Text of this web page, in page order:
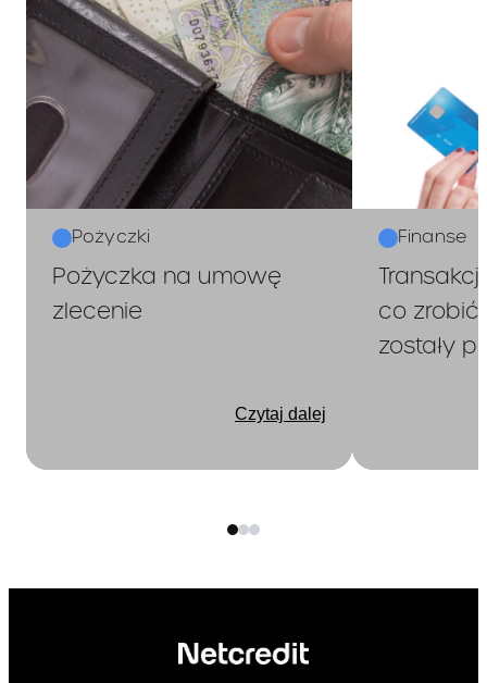
Pożyczki
Pożyczka na umowę
zlecenie
Czytaj dalej
Finanse
co
zostały